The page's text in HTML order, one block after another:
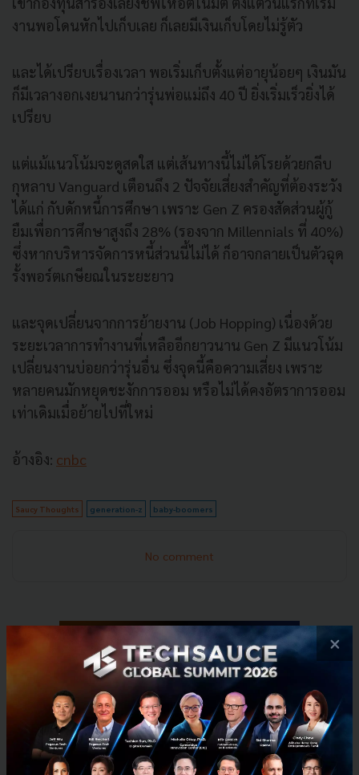
งานพอโดนหักไปเก็บเลย ก็เลยมีเงินเก็บโดยไม่รู้ตัว
และได้เปรียบเรื่องเวลา พอเริ่มเก็บตั้งแต่อายุน้อยๆ เงินมัน
ก็มีเวลางอกเงยนานกว่ารุ่นพ่อแม่ถึง 40 ปี ยิ่งเริ่มเร็วยิ่งได้
เปรียบ
แต่แม้แนวโน้มจะดูสดใส แต่เส้นทางนี้ไม่ได้โรยด้วยกลีบ
กุหลาบ Vanguard เตือนถึง 2 ปัจจัยเสี่ยงสำคัญที่ต้องระวัง
ได้แก่ กับดักหนี้การศึกษา เพราะ Gen Z ครองสัดส่วนผู้กู้
ยืมเพื่อการศึกษาสูงถึง 28% (รองจาก Millennials ที่ 40%)
ซึ่งหากบริหารจัดการหนี้ส่วนนี้ไม่ได้ ก็อาจกลายเป็นตัวฉุด
รั้งพอร์ตเกษียณในระยะยาว
และจุดเปลี่ยนจากการย้ายงาน (Job Hopping) เนื่องด้วย
ระยะเวลาการทำงานที่เหลืออีกยาวนาน Gen Z มีแนวโน้ม
เปลี่ยนงานบ่อยกว่ารุ่นอื่น ซึ่งจุดนี้คือความเสี่ยง เพราะ
หลายคนมักหยุดชะงักการออม หรือไม่ได้คงอัตราการออม
เท่าเดิมเมื่อย้ายไปที่ใหม่
อ้างอิง: cnbc
Saucy Thoughts generation-z baby-boomers
No comment
×